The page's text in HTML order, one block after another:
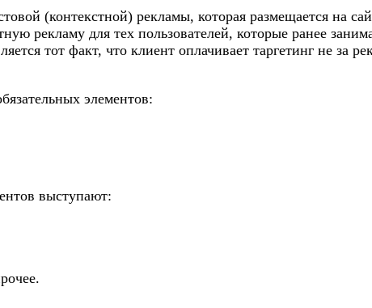
(контекстной) рекламы, которая размещается на
рекламу для тех пользователей, которые ранее
тот факт, что клиент оплачивает таргетинг не за
элементов:
выступают: